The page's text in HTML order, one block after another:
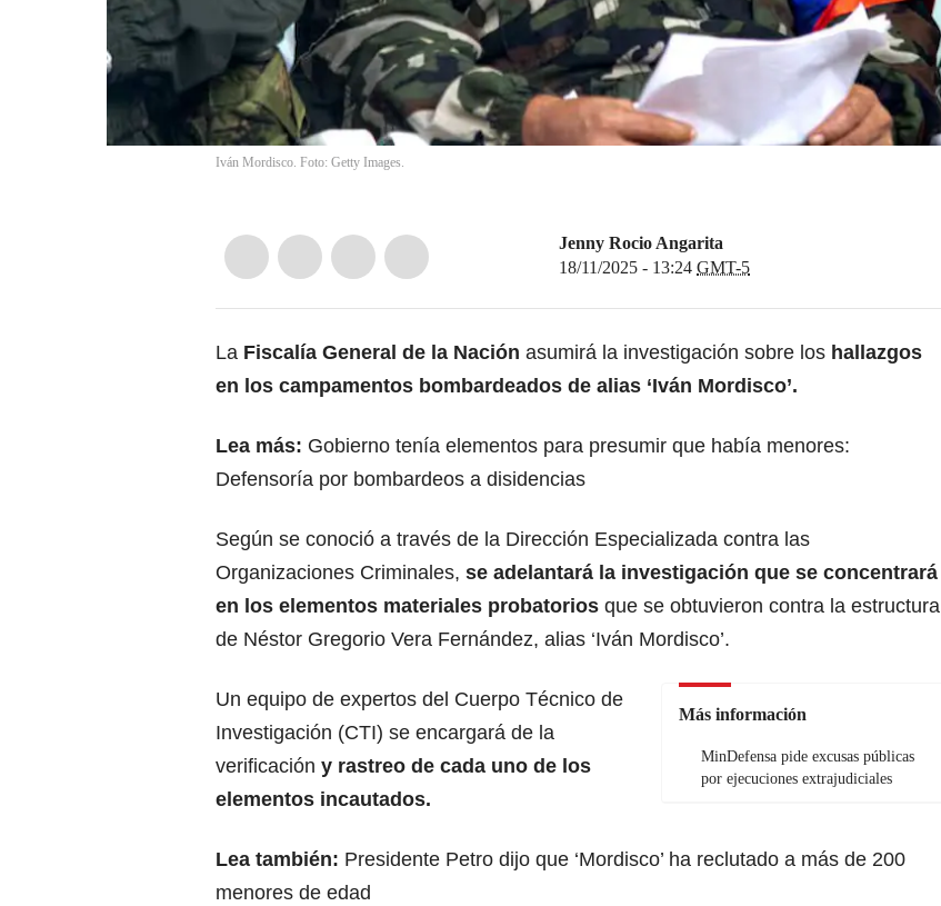
Iván Mordisco. Foto: Getty Images.
Jenny Rocio Angarita
18/11/2025 - 13:24 GMT-5
La Fiscalía General de la Nación asumirá la investigación sobre los hallazgos
en los campamentos bombardeados de alias ‘Iván Mordisco’.
Lea más: Gobierno tenía elementos para presumir que había menores:
Defensoría por bombardeos a disidencias
Según se conoció a través de la Dirección Especializada contra las
Organizaciones Criminales, se adelantará la investigación que se concentrará
en los elementos materiales probatorios que se obtuvieron contra la estructura
de Néstor Gregorio Vera Fernández, alias ‘Iván Mordisco’.
Más información
MinDefensa pide excusas públicas
por ejecuciones extrajudiciales
Un equipo de expertos del Cuerpo Técnico de
Investigación (CTI) se encargará de la
verificación y rastreo de cada uno de los
elementos incautados.
Lea también: Presidente Petro dijo que ‘Mordisco’ ha reclutado a más de 200
menores de edad